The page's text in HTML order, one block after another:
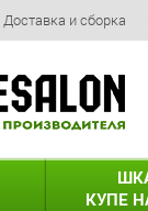
Доставка и сборка
КУПЕ